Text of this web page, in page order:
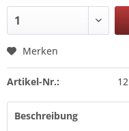
Merken
Artikel-Nr.:
Beschreibung